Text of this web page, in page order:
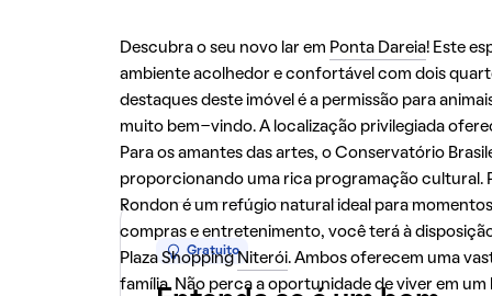
Descubra o seu novo lar em Ponta Dareia! Este
ambiente acolhedor e confortável com dois
destaques deste imóvel é a permissão para
muito bem-vindo. A localização privilegiada
Para os amantes das artes, o Conservatório
proporcionando uma rica programação cultural.
Rondon é um refúgio natural ideal para
compras e entretenimento, você terá à
Plaza ShoppingNiterói. Ambos oferecem uma
família. Não perca a oportunidade de viver em
Gratuito